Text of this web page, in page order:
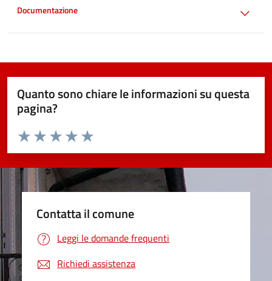
Documentazione
Quanto sono chiare le informazioni su questa
pagina?
Valuta da 1 a 5 stelle la pagina
Valuta 5 stelle su 5
Valuta 4 stelle su 5
Valuta 3 stelle su 5
Valuta 2 stelle su 5
Valuta 1 stelle su 5
Contatta il comune
Leggi le domande frequenti
Richiedi assistenza